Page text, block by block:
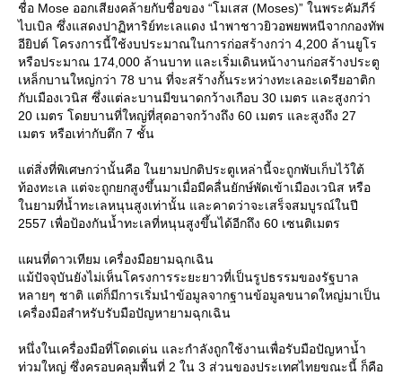
ชื่อ Mose ออกเสียงคล้ายกับชื่อของ “โมเสส (Moses)” ในพระคัมภีร์
ไบเบิล ซึ่งแสดงปาฏิหาริย์ทะเลแดง นำพาชาวยิวอพยพหนีจากกองทัพ
อียิปต์ โครงการนี้ใช้งบประมาณในการก่อสร้างกว่า 4,200 ล้านยูโร
หรือประมาณ 174,000 ล้านบาท และเริ่มเดินหน้างานก่อสร้างประตู
เหล็กบานใหญ่กว่า 78 บาน ที่จะสร้างกั้นระหว่างทะเลอะเดรียอาติก
กับเมืองเวนิส ซึ่งแต่ละบานมีขนาดกว้างเกือบ 30 เมตร และสูงกว่า
20 เมตร โดยบานที่ใหญ่ที่สุดอาจกว้างถึง 60 เมตร และสูงถึง 27
เมตร หรือเท่ากับตึก 7 ชั้น
ต่สิ่งที่พิเศษกว่านั้นคือ ในยามปกติประตูเหล่านี้จะถูกพับเก็บไว้ใต้
ท้องทะเล แต่จะถูกยกสูงขึ้นมาเมื่อมีคลื่นยักษ์พัดเข้าเมืองเวนิส หรือ
นยามที่น้ำทะเลหนุนสูงเท่านั้น และคาดว่าจะเสร็จสมบูรณ์ในปี
2557 เพื่อป้องกันน้ำทะเลที่หนุนสูงขึ้นได้อีกถึง 60 เซนติเมตร
ผนที่ดาวเทียม เครื่องมือยามฉุกเฉิน
ม้ปัจจุบันยังไม่เห็นโครงการระยะยาวที่เป็นรูปธรรมของรัฐบาล
หลายๆ ชาติ แต่ก็มีการเริ่มนำข้อมูลจากฐานข้อมูลขนาดใหญ่มาเป็น
เครื่องมือสำหรับรับมือปัญหายามฉุกเฉิน
หนึ่งในเครื่องมือที่โดดเด่น และกำลังถูกใช้งานเพื่อรับมือปัญหาน้ำ
ท่วมใหญ่ ซึ่งครอบคลุมพื้นที่ 2 ใน 3 ส่วนของประเทศไทยขณะนี้ ก็คือ